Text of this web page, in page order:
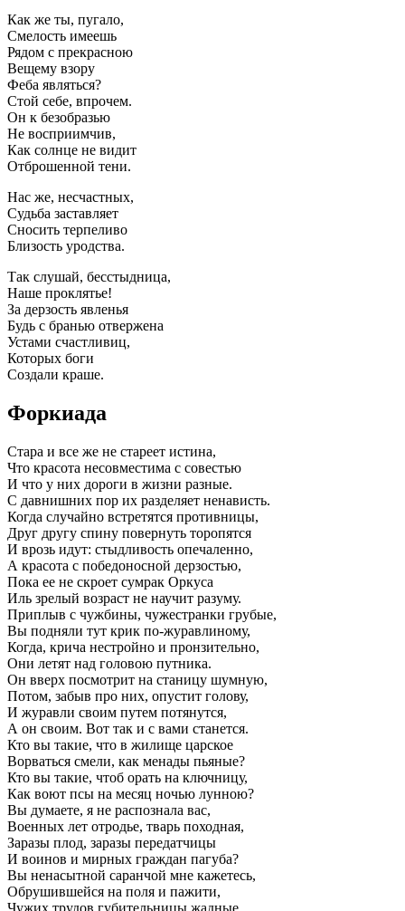
Как же ты, пугало,
Смелость имеешь
Рядом с прекрасною
Вещему взору
Феба являться?
Стой себе, впрочем.
Он к безобразью
Не восприимчив,
Как солнце не видит
Отброшенной тени.
Нас же, несчастных,
Судьба заставляет
Сносить терпеливо
Близость уродства.
Так слушай, бесстыдница,
Наше проклятье!
За дерзость явленья
Будь с бранью отвержена
Устами счастливиц,
Которых боги
Создали краше.
Форкиада
Стара и все же не стареет истина,
Что красота несовместима с совестью
И что у них дороги в жизни разные.
С давнишних пор их разделяет ненависть.
Когда случайно встретятся противницы,
Друг другу спину повернуть торопятся
И врозь идут: стыдливость опечаленно,
А красота с победоносной дерзостью,
Пока ее не скроет сумрак Оркуса
Иль зрелый возраст не научит разуму.
Приплыв с чужбины, чужестранки грубые,
Вы подняли тут крик по-журавлиному,
Когда, крича нестройно и пронзительно,
Они летят над головою путника.
Он вверх посмотрит на станицу шумную,
Потом, забыв про них, опустит голову,
И журавли своим путем потянутся,
А он своим. Вот так и с вами станется.
Кто вы такие, что в жилище царское
Ворваться смели, как менады пьяные?
Кто вы такие, чтоб орать на ключницу,
Как воют псы на месяц ночью лунною?
Вы думаете, я не распознала вас,
Военных лет отродье, тварь походная,
Заразы плод, заразы передатчицы
И воинов и мирных граждан пагуба?
Вы ненасытной саранчой мне кажетесь,
Обрушившейся на поля и пажити,